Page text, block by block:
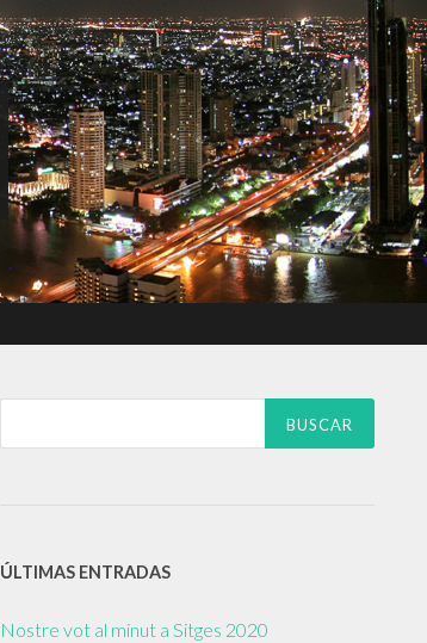
ÚLTIMAS ENTRADAS
Nostre vot al minut a Sitges 2020